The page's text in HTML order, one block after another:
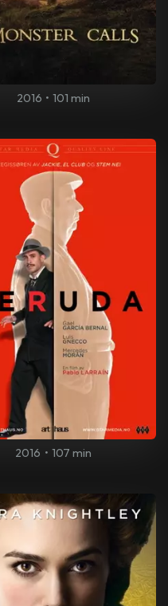
2016 • 101 min
2016 • 107 min